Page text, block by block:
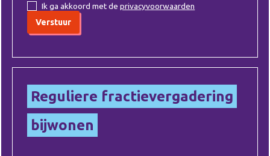
Ik ga akkoord met deprivacyvoorwaarden
Reguliere fractievergadering
bijwonen